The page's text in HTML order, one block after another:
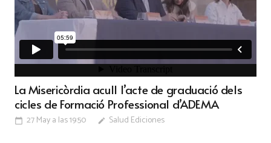
La Misericòrdia acull l’acte de graduació dels
cicles de Formació Professional d’ADEMA
calendar_today 27 May a las 19:50 edit Salud Ediciones